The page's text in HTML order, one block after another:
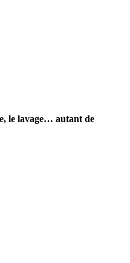
le lavage… autant de